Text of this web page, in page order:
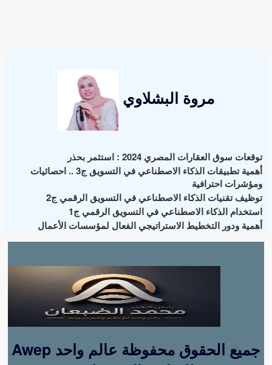
مروة البشلاوي
توقعات سوق العقارات المصري 2024 : استثمر بحذر
أهمية تطبيقات الذكاء الاصطناعي في التسويق ج3 .. احصائيات
ومؤشرات احترافية
توظيف تقنيات الذكاء الاصطناعي في التسويق الرقمي ج2
استخدام الذكاء الاصطناعي في التسويق الرقمي ج1
أهمية ودور التخطيط الاستراتيجي الفعال لمؤسسات الأعمال
Awep جميع الحقوق محفوظة عالم واحد